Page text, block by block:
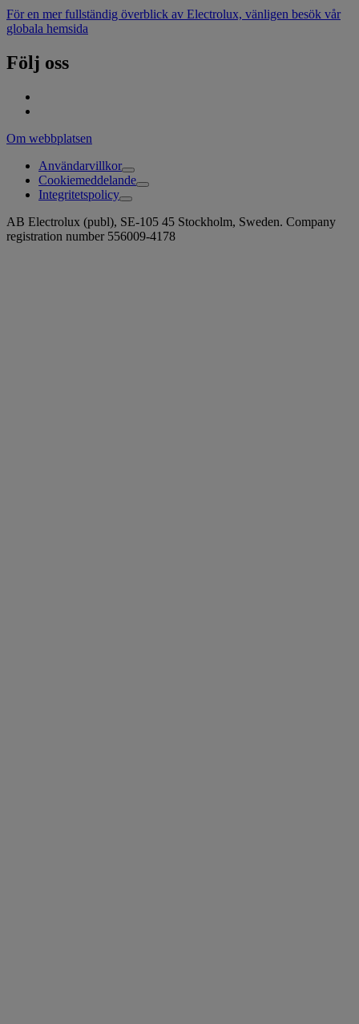
För en mer fullständig överblick av Electrolux, vänligen besök vår
globala hemsida
Följ oss
Om webbplatsen
Användarvillkor
Cookiemeddelande
Integritetspolicy
AB Electrolux (publ), SE-105 45 Stockholm, Sweden. Company
registration number 556009-4178